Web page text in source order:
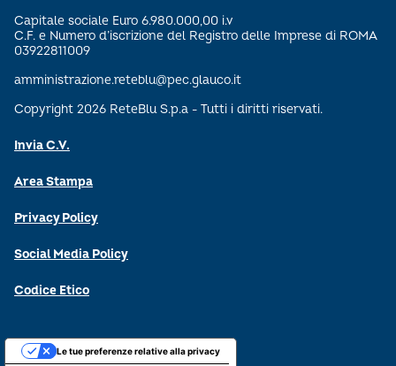
Capitale sociale Euro 6.980.000,00 i.v
C.F. e Numero d’iscrizione del Registro delle Imprese di ROMA
03922811009
amministrazione.reteblu@pec.glauco.it
Copyright 2026 ReteBlu S.p.a - Tutti i diritti riservati.
Invia C.V.
Area Stampa
Privacy Policy
Social Media Policy
Codice Etico
Le tue preferenze relative alla privacy